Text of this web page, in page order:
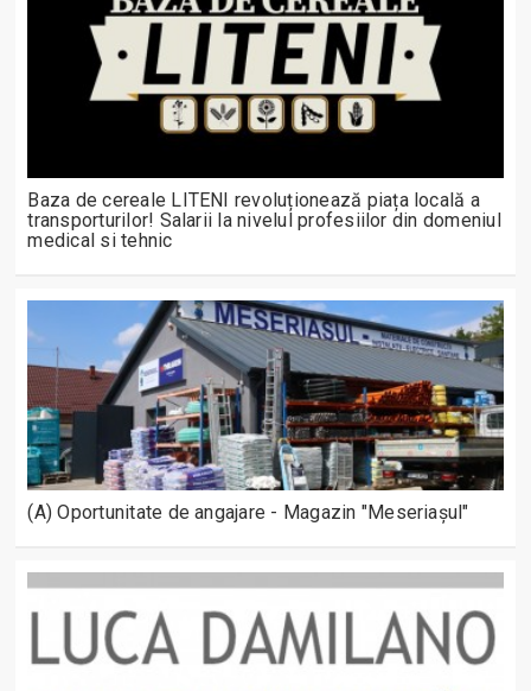
Baza de cereale LITENI revoluționează piața locală a
transporturilor! Salarii la nivelul profesiilor din domeniul
medical si tehnic
(A) Oportunitate de angajare - Magazin "Meseriașul"